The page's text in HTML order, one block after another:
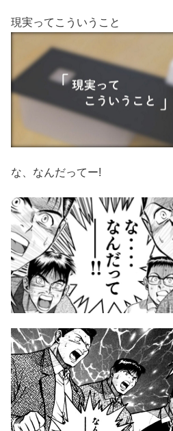
現実ってこういうこと
な、なんだってー!